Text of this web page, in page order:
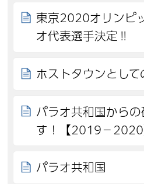
東京2020オリンピ
オ代表選手決定‼
ホストタウンとして
パラオ共和国から
す！【2019－2020
パラオ共和国